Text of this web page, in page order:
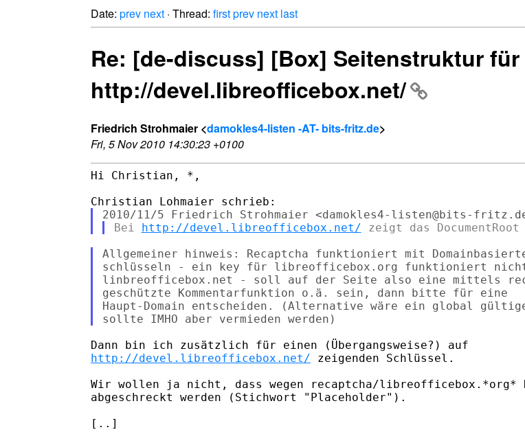
Date: prev next · Thread: firstprev next last
Re: [de-discuss] [Box] Seitenstruktur
http://devel.libreofficebox.net/
Friedrich Strohmaier <damokles4-listen -AT- bits-fritz.de>
Fri, 5 Nov 2010 14:30:23 +0100
Hi Christian, *,
Bei http://devel.libreofficebox.net/
Allgemeiner hinweis: Recaptcha funktioniert mit
schlüsseln - ein key für libreofficebox.org funktioniert
linbreofficebox.net - soll auf der Seite also eine mittels
geschützte Kommentarfunktion o.ä. sein, dann bitte für eine
Haupt-Domain entscheiden. (Alternative wäre ein global
http://devel.libreofficebox.net/ zeigenden Schlüssel.
Wir wollen ja nicht, dass wegen recaptcha/libreofficebox.*org*
abgeschreckt werden (Stichwort "Placeholder").
[..]